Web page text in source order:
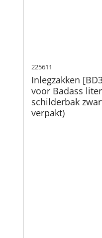
225611
Inlegzakken
voor Badass
schilderbak
verpakt)